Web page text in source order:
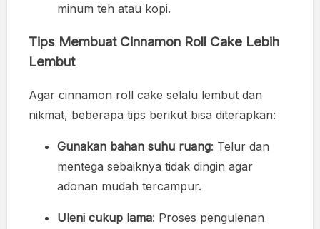
minum teh atau kopi.
Tips Membuat Cinnamon Roll Cake Lebih
Lembut
Agar cinnamon roll cake selalu lembut dan
nikmat, beberapa tips berikut bisa diterapkan:
Gunakan bahan suhu ruang: Telur dan
mentega sebaiknya tidak dingin agar
adonan mudah tercampur.
Uleni cukup lama: Proses pengulenan